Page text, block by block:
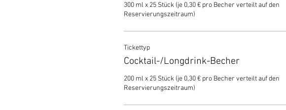
300 ml x 25 Stück (je 0,30 € pro Becher verteilt auf den
Reservierungszeitraum)
Tickettyp
Cocktail-/Longdrink-Becher
200 ml x 25 Stück (je 0,30 € pro Becher verteilt auf den
Reservierungszeitraum)